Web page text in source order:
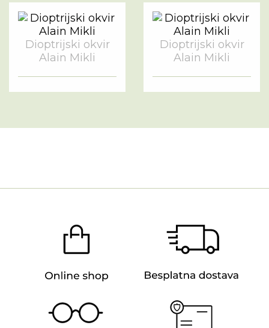
Dioptrijski okvir
Alain Mikli
Dioptrijski okvir
Alain Mikli